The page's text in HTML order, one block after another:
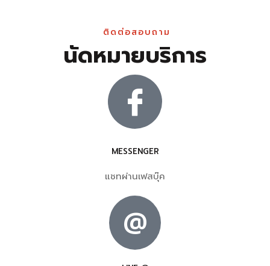
ติดต่อสอบถาม
นัดหมายบริการ
MESSENGER
แชทผ่านเฟสบุ๊ค
@